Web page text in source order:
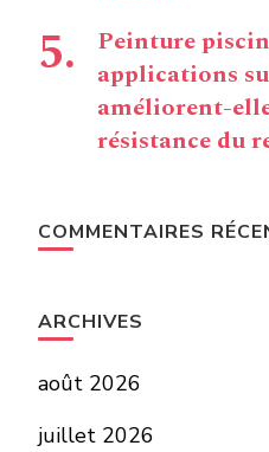
Peinture
applications
améliorent-
résistance du
COMMENTAIRES
ARCHIVES
août 2026
juillet 2026